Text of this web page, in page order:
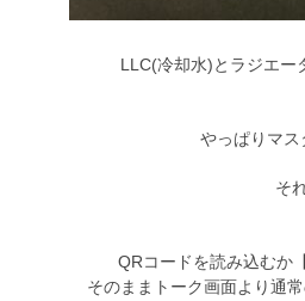
LLC(冷却水)とラジエー
やっぱりマ
そ
QRコードを読み込むか
そのままトーク画面より通